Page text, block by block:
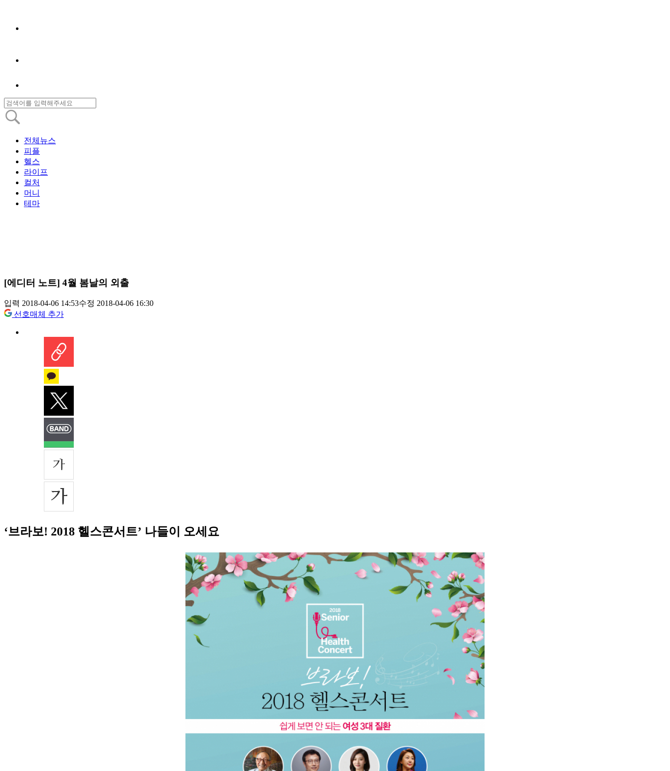
전체뉴스
피플
헬스
라이프
컬처
머니
테마
[에디터 노트] 4월 봄날의 외출
입력 2018-04-06 14:53수정 2018-04-06 16:30
선호매체 추가
‘브라보! 2018 헬스콘서트’ 나들이 오세요